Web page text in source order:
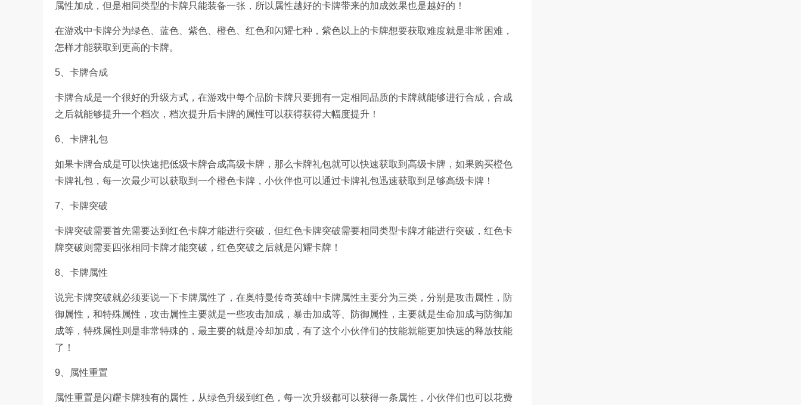
属性加成，但是相同类型的卡牌只能装备一张，所以属性越好的卡牌带来的加成效果也是越好的！
在游戏中卡牌分为绿色、蓝色、紫色、橙色、红色和闪耀七种，紫色以上的卡牌想要获取难度就是非常困难，
怎样才能获取到更高的卡牌。
5、卡牌合成
卡牌合成是一个很好的升级方式，在游戏中每个品阶卡牌只要拥有一定相同品质的卡牌就能够进行合成，合成
之后就能够提升一个档次，档次提升后卡牌的属性可以获得获得大幅度提升！
6、卡牌礼包
如果卡牌合成是可以快速把低级卡牌合成高级卡牌，那么卡牌礼包就可以快速获取到高级卡牌，如果购买橙色
卡牌礼包，每一次最少可以获取到一个橙色卡牌，小伙伴也可以通过卡牌礼包迅速获取到足够高级卡牌！
7、卡牌突破
卡牌突破需要首先需要达到红色卡牌才能进行突破，但红色卡牌突破需要相同类型卡牌才能进行突破，红色卡
牌突破则需要四张相同卡牌才能突破，红色突破之后就是闪耀卡牌！
8、卡牌属性
说完卡牌突破就必须要说一下卡牌属性了，在奥特曼传奇英雄中卡牌属性主要分为三类，分别是攻击属性，防
御属性，和特殊属性，攻击属性主要就是一些攻击加成，暴击加成等、防御属性，主要就是生命加成与防御加
成等，特殊属性则是非常特殊的，最主要的就是冷却加成，有了这个小伙伴们的技能就能更加快速的释放技能
了！
9、属性重置
属性重置是闪耀卡牌独有的属性，从绿色升级到红色，每一次升级都可以获得一条属性，小伙伴们也可以花费